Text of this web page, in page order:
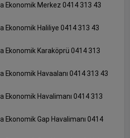
Ekonomik Merkez 0414 313 43
Ekonomik Haliliye 0414 313 43
Ekonomik Karaköprü 0414 313
Ekonomik Havaalanı 0414 313 43
Ekonomik Havalimanı 0414 313
Ekonomik Gap Havalimanı 0414